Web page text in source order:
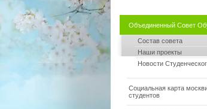
Объединенный Совет
Состав совета
Наши проекты
Новости
Социальная карта
студентов